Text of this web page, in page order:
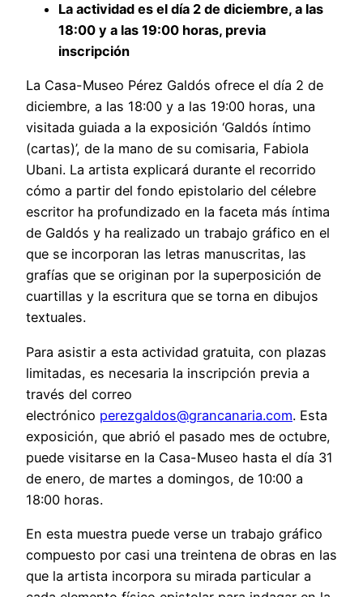
La actividad es el día 2 de diciembre, a las
18:00 y a las 19:00 horas, previa
inscripción
La Casa-Museo Pérez Galdós ofrece el día 2 de
diciembre, a las 18:00 y a las 19:00 horas, una
visitada guiada a la exposición ‘Galdós íntimo
(cartas)’, de la mano de su comisaria, Fabiola
Ubani. La artista explicará durante el recorrido
cómo a partir del fondo epistolario del célebre
escritor ha profundizado en la faceta más íntima
de Galdós y ha realizado un trabajo gráfico en el
que se incorporan las letras manuscritas, las
grafías que se originan por la superposición de
cuartillas y la escritura que se torna en dibujos
textuales.
Para asistir a esta actividad gratuita, con plazas
limitadas, es necesaria la inscripción previa a
través del correo
electrónico perezgaldos@grancanaria.com. Esta
exposición, que abrió el pasado mes de octubre,
puede visitarse en la Casa-Museo hasta el día 31
de enero, de martes a domingos, de 10:00 a
18:00 horas.
En esta muestra puede verse un trabajo gráfico
compuesto por casi una treintena de obras en las
que la artista incorpora su mirada particular a